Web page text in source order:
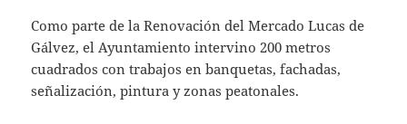
Como parte de la Renovación del Mercado Lucas de
Gálvez, el Ayuntamiento intervino 200 metros
cuadrados con trabajos en banquetas, fachadas,
señalización, pintura y zonas peatonales.